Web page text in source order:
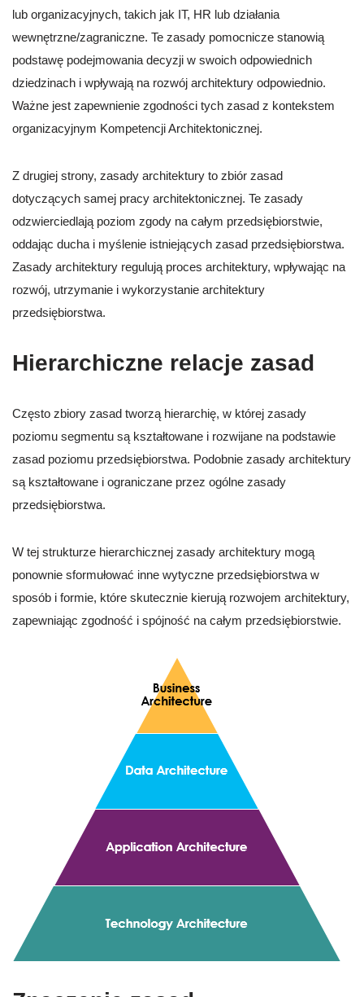
lub organizacyjnych, takich jak IT, HR lub działania
wewnętrzne/zagraniczne. Te zasady pomocnicze stanowią
podstawę podejmowania decyzji w swoich odpowiednich
dziedzinach i wpływają na rozwój architektury odpowiednio.
Ważne jest zapewnienie zgodności tych zasad z kontekstem
organizacyjnym Kompetencji Architektonicznej.
Z drugiej strony, zasady architektury to zbiór zasad
dotyczących samej pracy architektonicznej. Te zasady
odzwierciedlają poziom zgody na całym przedsiębiorstwie,
oddając ducha i myślenie istniejących zasad przedsiębiorstwa.
Zasady architektury regulują proces architektury, wpływając na
rozwój, utrzymanie i wykorzystanie architektury
przedsiębiorstwa.
Hierarchiczne relacje zasad
Często zbiory zasad tworzą hierarchię, w której zasady
poziomu segmentu są kształtowane i rozwijane na podstawie
zasad poziomu przedsiębiorstwa. Podobnie zasady architektury
są kształtowane i ograniczane przez ogólne zasady
przedsiębiorstwa.
W tej strukturze hierarchicznej zasady architektury mogą
ponownie sformułować inne wytyczne przedsiębiorstwa w
sposób i formie, które skutecznie kierują rozwojem architektury,
zapewniając zgodność i spójność na całym przedsiębiorstwie.